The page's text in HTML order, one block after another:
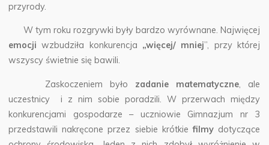
przyrody.
W tym roku rozgrywki były bardzo wyrównane. Najwięcej
emocji wzbudziła konkurencja „więcej/ mniej”, przy której
wszyscy świetnie się bawili.
Zaskoczeniem było zadanie matematyczne, ale
uczestnicy i z nim sobie poradzili. W przerwach między
konkurencjami gospodarze – uczniowie Gimnazjum nr 3
przedstawili nakręcone przez siebie krótkie filmy dotyczące